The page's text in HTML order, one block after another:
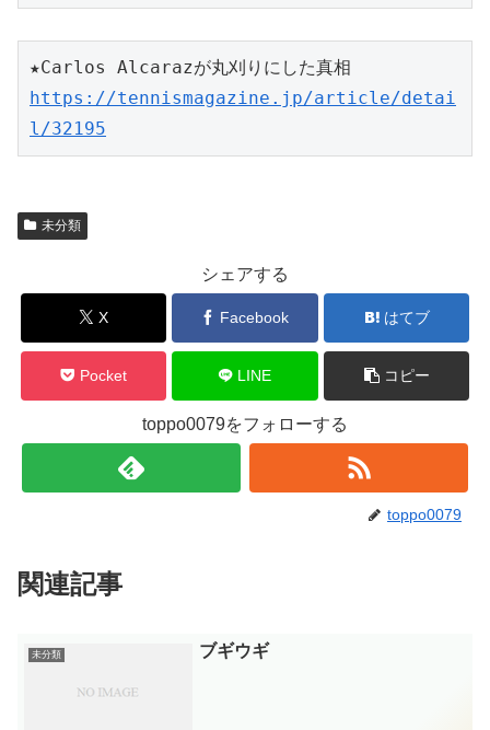
★Carlos Alcarazが丸刈りにした真相
https://tennismagazine.jp/article/detai
l/32195
未分類
シェアする
X Facebook はてブ
Pocket LINE コピー
toppo0079をフォローする
toppo0079
関連記事
未分類 ブギウギ